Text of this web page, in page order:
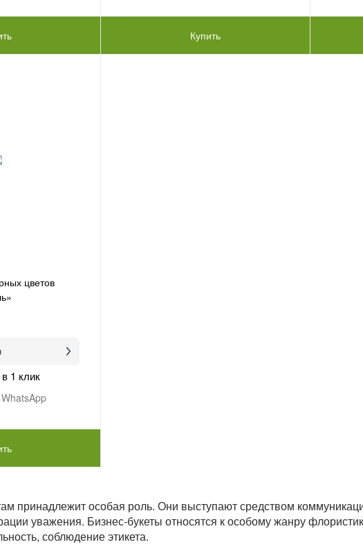
Купить
цветов
1 клик
принадлежит особая роль. Они выступают средством
уважения. Бизнес-букеты относятся к особому жанру
соблюдение этикета.